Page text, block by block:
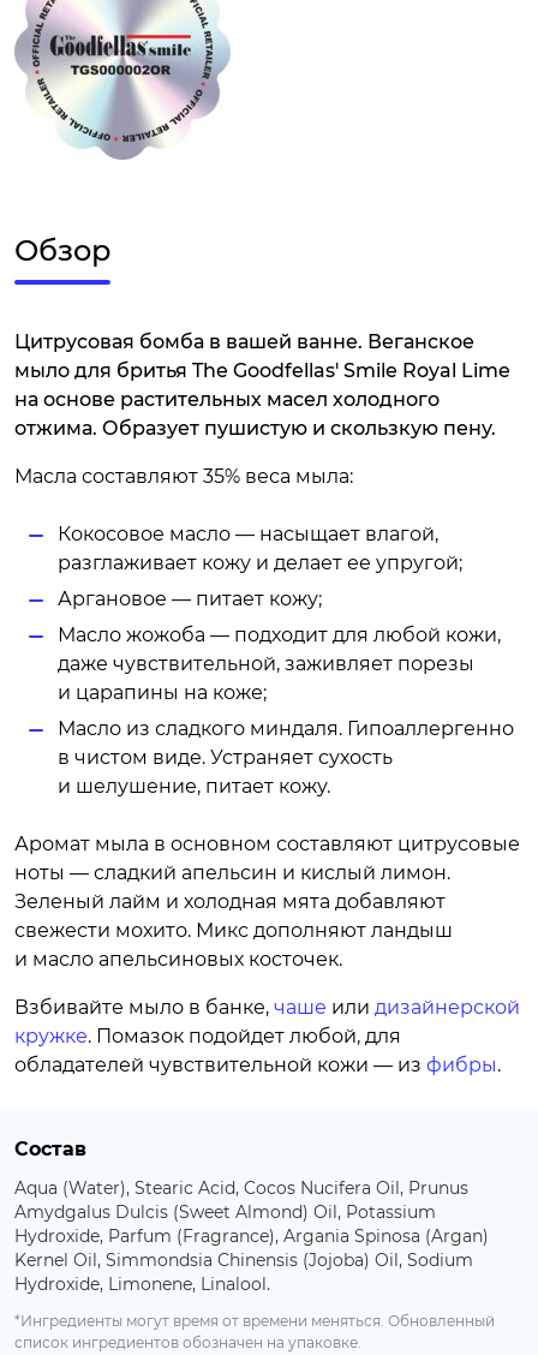
Обзор
Цитрусовая бомба в вашей ванне. Веганское
мыло для бритья The Goodfellas' Smile Royal Lime
на основе растительных масел холодного
отжима. Образует пушистую и скользкую пену.
Масла составляют 35% веса мыла:
Кокосовое масло — насыщает влагой,
разглаживает кожу и делает ее упругой;
Аргановое — питает кожу;
Масло жожоба — подходит для любой кожи,
даже чувствительной, заживляет порезы
и царапины на коже;
Масло из сладкого миндаля. Гипоаллергенно
в чистом виде. Устраняет сухость
и шелушение, питает кожу.
Аромат мыла в основном составляют цитрусовые
ноты — сладкий апельсин и кислый лимон.
Зеленый лайм и холодная мята добавляют
свежести мохито. Микс дополняют ландыш
и масло апельсиновых косточек.
Взбивайте мыло в банке, чаше или дизайнерской
кружке. Помазок подойдет любой, для
обладателей чувствительной кожи — из фибры.
Состав
Aqua (Water), Stearic Acid, Cocos Nucifera Oil, Prunus
Amydgalus Dulcis (Sweet Almond) Oil, Potassium
Hydroxide, Parfum (Fragrance), Argania Spinosa (Argan)
Kernel Oil, Simmondsia Chinensis (Jojoba) Oil, Sodium
Hydroxide, Limonene, Linalool.
*Ингредиенты могут время от времени меняться. Обновленный
список ингредиентов обозначен на упаковке.